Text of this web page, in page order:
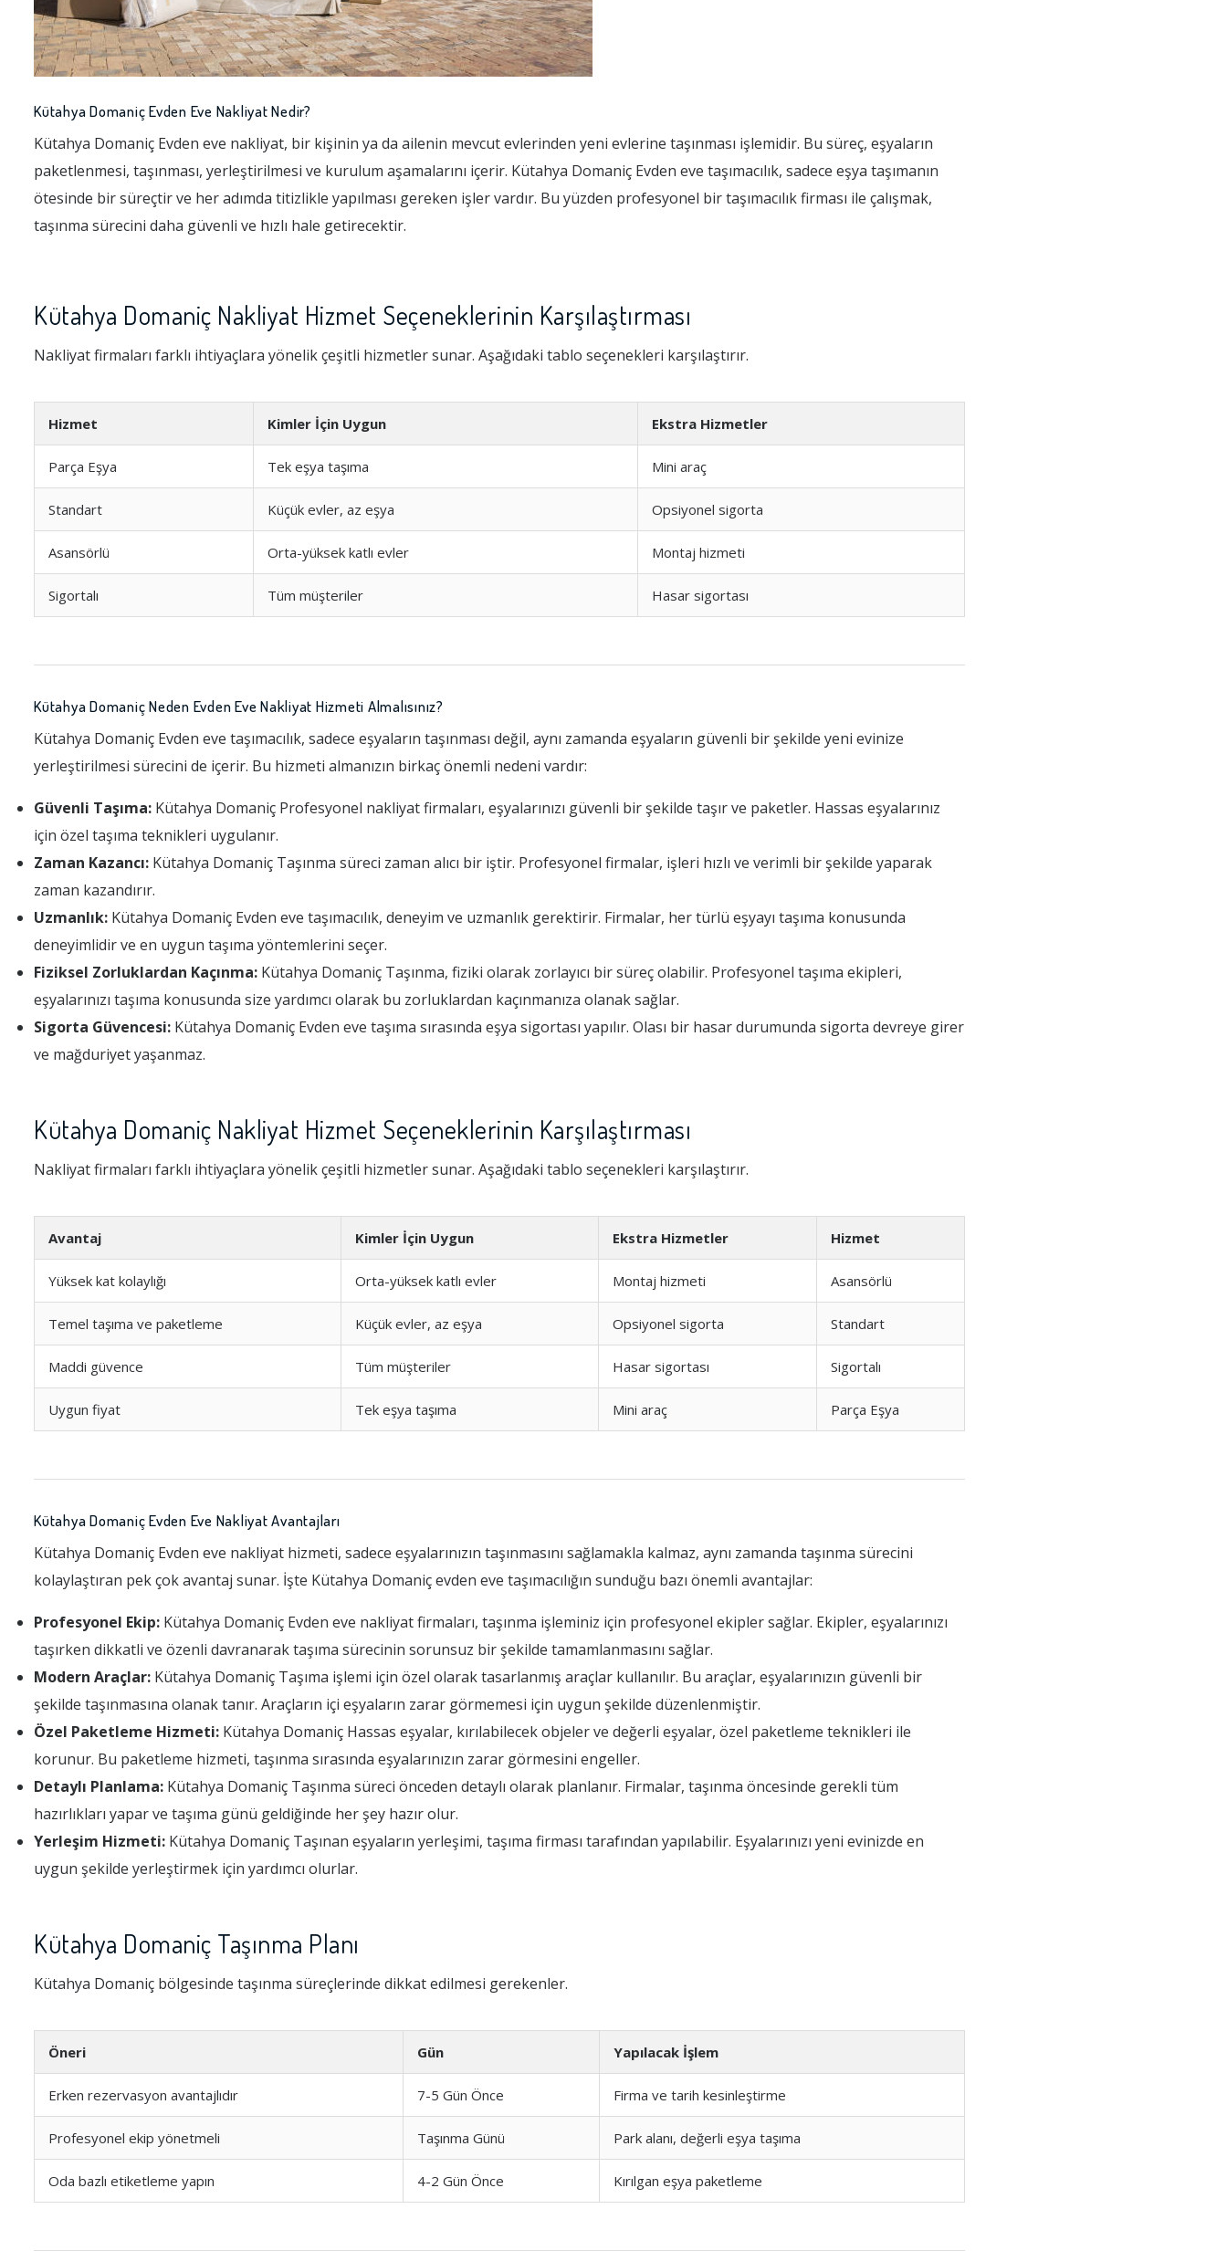
Kütahya Domaniç Evden Eve Nakliyat Nedir?
Kütahya Domaniç Evden eve nakliyat, bir kişinin ya da ailenin mevcut evlerinden yeni evlerine taşınması işlemidir. Bu süreç, eşyaların
paketlenmesi, taşınması, yerleştirilmesi ve kurulum aşamalarını içerir. Kütahya Domaniç Evden eve taşımacılık, sadece eşya taşımanın
ötesinde bir süreçtir ve her adımda titizlikle yapılması gereken işler vardır. Bu yüzden profesyonel bir taşımacılık firması ile çalışmak,
taşınma sürecini daha güvenli ve hızlı hale getirecektir.
Kütahya Domaniç Nakliyat Hizmet Seçeneklerinin Karşılaştırması
Nakliyat firmaları farklı ihtiyaçlara yönelik çeşitli hizmetler sunar. Aşağıdaki tablo seçenekleri karşılaştırır.
Hizmet Kimler İçin Uygun Ekstra Hizmetler
Parça Eşya Tek eşya taşıma Mini araç
Standart Küçük evler, az eşya Opsiyonel sigorta
Asansörlü Orta-yüksek katlı evler Montaj hizmeti
Sigortalı Tüm müşteriler Hasar sigortası
Kütahya Domaniç Neden Evden Eve Nakliyat Hizmeti Almalısınız?
Kütahya Domaniç Evden eve taşımacılık, sadece eşyaların taşınması değil, aynı zamanda eşyaların güvenli bir şekilde yeni evinize
yerleştirilmesi sürecini de içerir. Bu hizmeti almanızın birkaç önemli nedeni vardır:
Güvenli Taşıma: Kütahya Domaniç Profesyonel nakliyat firmaları, eşyalarınızı güvenli bir şekilde taşır ve paketler. Hassas eşyalarınız
için özel taşıma teknikleri uygulanır.
Zaman Kazancı: Kütahya Domaniç Taşınma süreci zaman alıcı bir iştir. Profesyonel firmalar, işleri hızlı ve verimli bir şekilde yaparak
zaman kazandırır.
Uzmanlık: Kütahya Domaniç Evden eve taşımacılık, deneyim ve uzmanlık gerektirir. Firmalar, her türlü eşyayı taşıma konusunda
deneyimlidir ve en uygun taşıma yöntemlerini seçer.
Fiziksel Zorluklardan Kaçınma: Kütahya Domaniç Taşınma, fiziki olarak zorlayıcı bir süreç olabilir. Profesyonel taşıma ekipleri,
eşyalarınızı taşıma konusunda size yardımcı olarak bu zorluklardan kaçınmanıza olanak sağlar.
Sigorta Güvencesi: Kütahya Domaniç Evden eve taşıma sırasında eşya sigortası yapılır. Olası bir hasar durumunda sigorta devreye girer
ve mağduriyet yaşanmaz.
Kütahya Domaniç Nakliyat Hizmet Seçeneklerinin Karşılaştırması
Nakliyat firmaları farklı ihtiyaçlara yönelik çeşitli hizmetler sunar. Aşağıdaki tablo seçenekleri karşılaştırır.
Avantaj Kimler İçin Uygun Ekstra Hizmetler Hizmet
Yüksek kat kolaylığı Orta-yüksek katlı evler Montaj hizmeti Asansörlü
Temel taşıma ve paketleme Küçük evler, az eşya Opsiyonel sigorta Standart
Maddi güvence Tüm müşteriler Hasar sigortası Sigortalı
Uygun fiyat Tek eşya taşıma Mini araç Parça Eşya
Kütahya Domaniç Evden Eve Nakliyat Avantajları
Kütahya Domaniç Evden eve nakliyat hizmeti, sadece eşyalarınızın taşınmasını sağlamakla kalmaz, aynı zamanda taşınma sürecini
kolaylaştıran pek çok avantaj sunar. İşte Kütahya Domaniç evden eve taşımacılığın sunduğu bazı önemli avantajlar:
Profesyonel Ekip: Kütahya Domaniç Evden eve nakliyat firmaları, taşınma işleminiz için profesyonel ekipler sağlar. Ekipler, eşyalarınızı
taşırken dikkatli ve özenli davranarak taşıma sürecinin sorunsuz bir şekilde tamamlanmasını sağlar.
Modern Araçlar: Kütahya Domaniç Taşıma işlemi için özel olarak tasarlanmış araçlar kullanılır. Bu araçlar, eşyalarınızın güvenli bir
şekilde taşınmasına olanak tanır. Araçların içi eşyaların zarar görmemesi için uygun şekilde düzenlenmiştir.
Özel Paketleme Hizmeti: Kütahya Domaniç Hassas eşyalar, kırılabilecek objeler ve değerli eşyalar, özel paketleme teknikleri ile
korunur. Bu paketleme hizmeti, taşınma sırasında eşyalarınızın zarar görmesini engeller.
Detaylı Planlama: Kütahya Domaniç Taşınma süreci önceden detaylı olarak planlanır. Firmalar, taşınma öncesinde gerekli tüm
hazırlıkları yapar ve taşıma günü geldiğinde her şey hazır olur.
Yerleşim Hizmeti: Kütahya Domaniç Taşınan eşyaların yerleşimi, taşıma firması tarafından yapılabilir. Eşyalarınızı yeni evinizde en
uygun şekilde yerleştirmek için yardımcı olurlar.
Kütahya Domaniç Taşınma Planı
Kütahya Domaniç bölgesinde taşınma süreçlerinde dikkat edilmesi gerekenler.
Öneri Gün Yapılacak İşlem
Erken rezervasyon avantajlıdır 7-5 Gün Önce Firma ve tarih kesinleştirme
Profesyonel ekip yönetmeli Taşınma Günü Park alanı, değerli eşya taşıma
Oda bazlı etiketleme yapın 4-2 Gün Önce Kırılgan eşya paketleme